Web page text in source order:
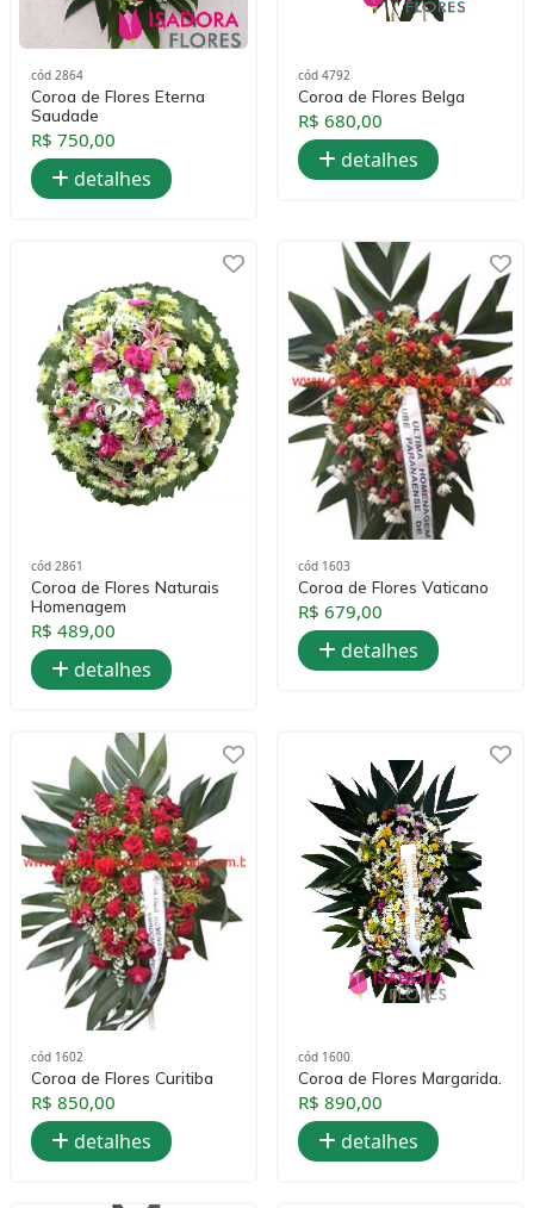
cód 2864
Coroa de Flores Eterna
Saudade
R$ 750,00
detalhes
cód 4792
Coroa de Flores Belga
R$ 680,00
detalhes
cód 2861
Coroa de Flores Naturais
Homenagem
R$ 489,00
detalhes
cód 1603
Coroa de Flores Vaticano
R$ 679,00
detalhes
cód 1602
Coroa de Flores Curitiba
R$ 850,00
detalhes
cód 1600
Coroa de Flores Margarida.
R$ 890,00
detalhes